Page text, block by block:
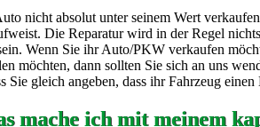
nicht absolut unter seinem Wert
Die Reparatur wird in der Regel
Wenn Sie ihr Auto/PKW verkaufen
möchten, dann sollten Sie sich an uns
Sie gleich angeben, dass ihr Fahrzeug einen
mache ich mit meinem